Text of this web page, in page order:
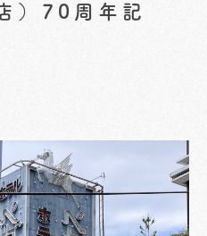
）70周年記